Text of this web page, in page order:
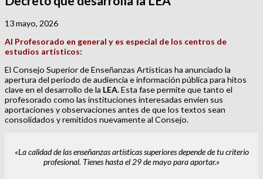
13 mayo, 2026
Al Profesorado en general y es especial de los centros de
estudios artísticos:
El Consejo Superior de Enseñanzas Artísticas ha anunciado la
apertura del periodo de audiencia e información pública para hitos
clave en el desarrollo de la LEA. Esta fase permite que tanto el
profesorado como las instituciones interesadas envíen sus
aportaciones y observaciones antes de que los textos sean
consolidados y remitidos nuevamente al Consejo.
«La calidad de las enseñanzas artísticas superiores depende de tu criterio
profesional. Tienes hasta el 29 de mayo para aportar.»